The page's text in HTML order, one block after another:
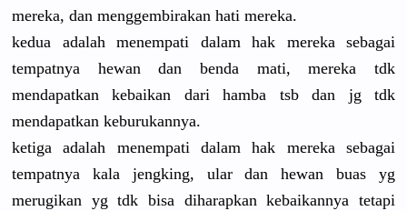
mereka, dan menggembirakan hati mereka.
kedua adalah menempati dalam hak mereka sebagai
tempatnya hewan dan benda mati, mereka tdk
mendapatkan kebaikan dari hamba tsb dan jg tdk
mendapatkan keburukannya.
ketiga adalah menempati dalam hak mereka sebagai
tempatnya kala jengking, ular dan hewan buas yg
merugikan yg tdk bisa diharapkan kebaikannya tetapi